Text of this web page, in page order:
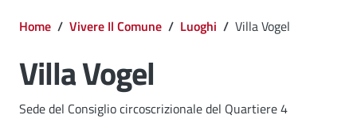
Briciole di pane
Home / Vivere Il Comune / Luoghi / Villa Vogel
Villa Vogel
Dettagli
Sede del Consiglio circoscrizionale del Quartiere 4